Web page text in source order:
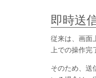
即時送
従来は、画面
上での操作完
そのため、送